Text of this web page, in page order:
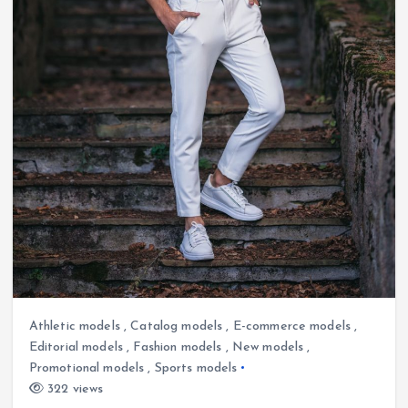
Athletic models,Catalog models , E-commerce models ,
Editorial models, Fashion models , New models ,
Promotional models , Sports models
322 views